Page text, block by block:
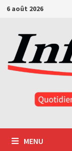
Passer
contenu
6 août 2026
MENU